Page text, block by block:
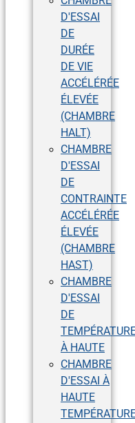
D'ESSAI
DE
DURÉE
DE VIE
ACCÉLÉRÉE
ÉLEVÉE
(CHAMBRE
HALT)
CHAMBRE
D'ESSAI
DE
CONTRAINTE
ACCÉLÉRÉE
ÉLEVÉE
(CHAMBRE
HAST)
CHAMBRE
D'ESSAI
DE
À HAUTE
CHAMBRE
D'ESSAI À
HAUTE